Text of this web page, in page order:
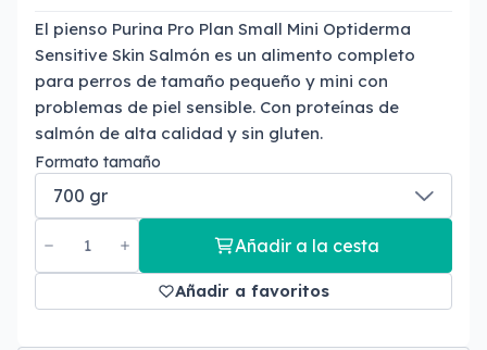
El pienso Purina Pro Plan Small Mini Optiderma
Sensitive Skin Salmón es un alimento completo
para perros de tamaño pequeño y mini con
problemas de piel sensible. Con proteínas de
salmón de alta calidad y sin gluten.
Formato tamaño
Añadir a la cesta
Añadir a favoritos